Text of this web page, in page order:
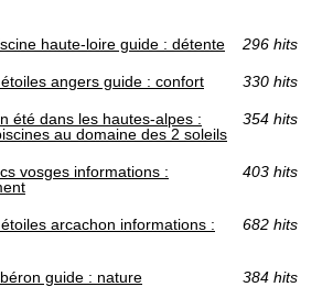
haute-loire guide : détente 296 hits
angers guide : confort 330 hits
été dans les hautes-alpes :
au domaine des 2 soleils
354 hits
vosges informations :
403 hits
arcachon informations :
682 hits
guide : nature 384 hits